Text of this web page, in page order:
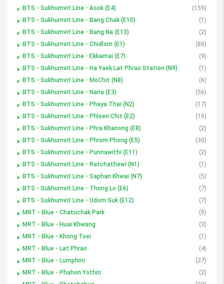
BTS - Sukhumvit Line - Asok (E4)
(159)
BTS - Sukhumvit Line - Bang Chak (E10)
(1)
BTS - Sukhumvit Line - Bang Na (E13)
(2)
BTS - Sukhumvit Line - Chidlom (E1)
(88)
BTS - Sukhumvit Line - Ekkamai (E7)
(9)
BTS - Sukhumvit Line - Ha Yaek Lat Phrao Station (N9)
(1)
BTS - Sukhumvit Line - MoChit (N8)
(6)
BTS - Sukhumvit Line - Nana (E3)
(56)
BTS - Sukhumvit Line - Phaya Thai (N2)
(17)
BTS - Sukhumvit Line - Phloen Chit (E2)
(15)
BTS - Sukhumvit Line - Phra Khanong (E8)
(2)
BTS - Sukhumvit Line - Phrom Phong (E5)
(30)
BTS - Sukhumvit Line - Punnawithi (E11)
(2)
BTS - Sukhumvit Line - Ratchathewi (N1)
(1)
BTS - Sukhumvit Line - Saphan Khwai (N7)
(5)
BTS - Sukhumvit Line - Thong Lo (E6)
(7)
BTS - Sukhumvit Line - Udom Suk (E12)
(7)
MRT - Blue - Chatuchak Park
(5)
MRT - Blue - Huai Khwang
(3)
MRT - Blue - Khong Toei
(1)
MRT - Blue - Lat Phrao
(4)
MRT - Blue - Lumphini
(27)
MRT - Blue - Phahon Yothin
(2)